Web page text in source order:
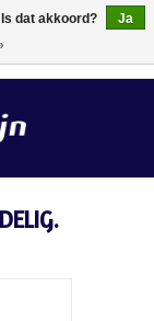
dat akkoord?
Ja